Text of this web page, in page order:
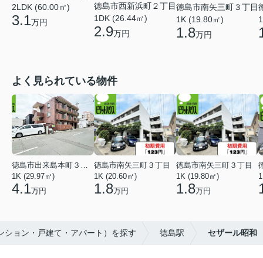
2LDK (60.00㎡)
3.1万円
徳島市西新浜町２丁目
1DK (26.44㎡)
2.9万円
徳島市南矢三町３丁目
1K (19.80㎡)
1.8万円
よく見られている物件
1K (29.97㎡)
4.1万円
徳島市南矢三町３丁目
1K (20.60㎡)
1.8万円
徳島市南矢三町３丁目
1K (19.80㎡)
1.8万円
ョン・戸建て・アパート）を探す 徳島駅 セザール昭和